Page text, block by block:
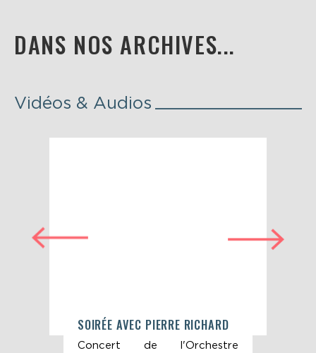
DANS NOS ARCHIVES...
Vidéos & Audios
SOIRÉE AVEC PIERRE RICHARD
Concert de l'Orchestre